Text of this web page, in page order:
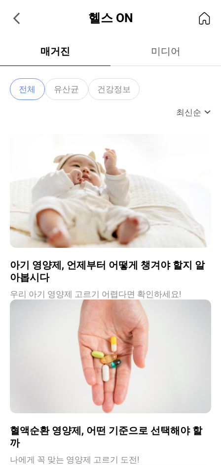
헬스 ON
매거진 미디어
전체 유산균 건강정보
아기 영양제, 언제부터 어떻게 챙겨야 할지 알
아봅시다
우리 아기 영양제 고르기 어렵다면 확인하세요!
혈액순환 영양제, 어떤 기준으로 선택해야 할
까
나에게 꼭 맞는 영양제 고르기 도전!